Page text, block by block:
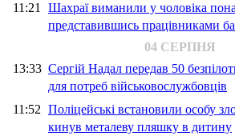
11:21 Шахраї виманили у чоловіка
представившись працівниками
04 СЕРПНЯ
13:33 Сергій Надал передав 50
для потреб військовослужбовців
11:52 Поліцейські встановили особу
кинув металеву пляшку в дитину